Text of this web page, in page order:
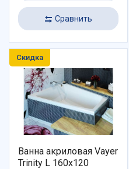
Сравнить
Скидка
Ванна акриловая Vayer
Trinity L 160x120